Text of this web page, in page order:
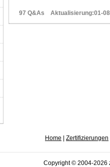
97 Q&As Aktualisierung:01-
Home Zertifizierungen
Copyright © 2004-2026